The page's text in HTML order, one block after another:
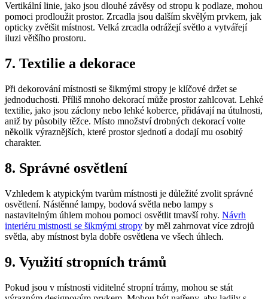
Vertikální linie, jako jsou dlouhé závěsy od stropu k podlaze, mohou
pomoci prodloužit prostor. Zrcadla jsou dalším skvělým prvkem, jak
opticky zvětšit místnost. Velká zrcadla odrážejí světlo a vytvářejí
iluzi většího prostoru.
7. Textilie a dekorace
Při dekorování místnosti se šikmými stropy je klíčové držet se
jednoduchosti. Příliš mnoho dekorací může prostor zahlcovat. Lehké
textilie, jako jsou záclony nebo lehké koberce, přidávají na útulnosti,
aniž by působily těžce. Místo množství drobných dekorací volte
několik výraznějších, které prostor sjednotí a dodají mu osobitý
charakter.
8. Správné osvětlení
Vzhledem k atypickým tvarům místnosti je důležité zvolit správné
osvětlení. Nástěnné lampy, bodová světla nebo lampy s
nastavitelným úhlem mohou pomoci osvětlit tmavší rohy. Návrh
interiéru mistnosti se šikmými stropy by měl zahrnovat více zdrojů
světla, aby místnost byla dobře osvětlena ve všech úhlech.
9. Využití stropních trámů
Pokud jsou v místnosti viditelné stropní trámy, mohou se stát